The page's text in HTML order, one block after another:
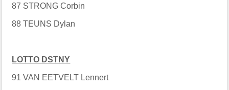
87 STRONG Corbin
88 TEUNS Dylan
LOTTO DSTNY
91 VAN EETVELT Lennert